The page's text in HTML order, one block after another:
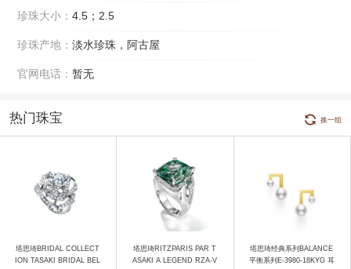
珍珠大小： 4.5；2.5
珍珠产地： 淡水珍珠，阿古屋
官网电话： 暂无
热门珠宝 换一组
塔思琦BRIDAL COLLECT
ION TASAKI BRIDAL BEL
塔思琦RITZPARIS PAR T
ASAKI A LEGEND RZA-V
塔思琦经典系列BALANCE
平衡系列E-3980-18KYG 耳